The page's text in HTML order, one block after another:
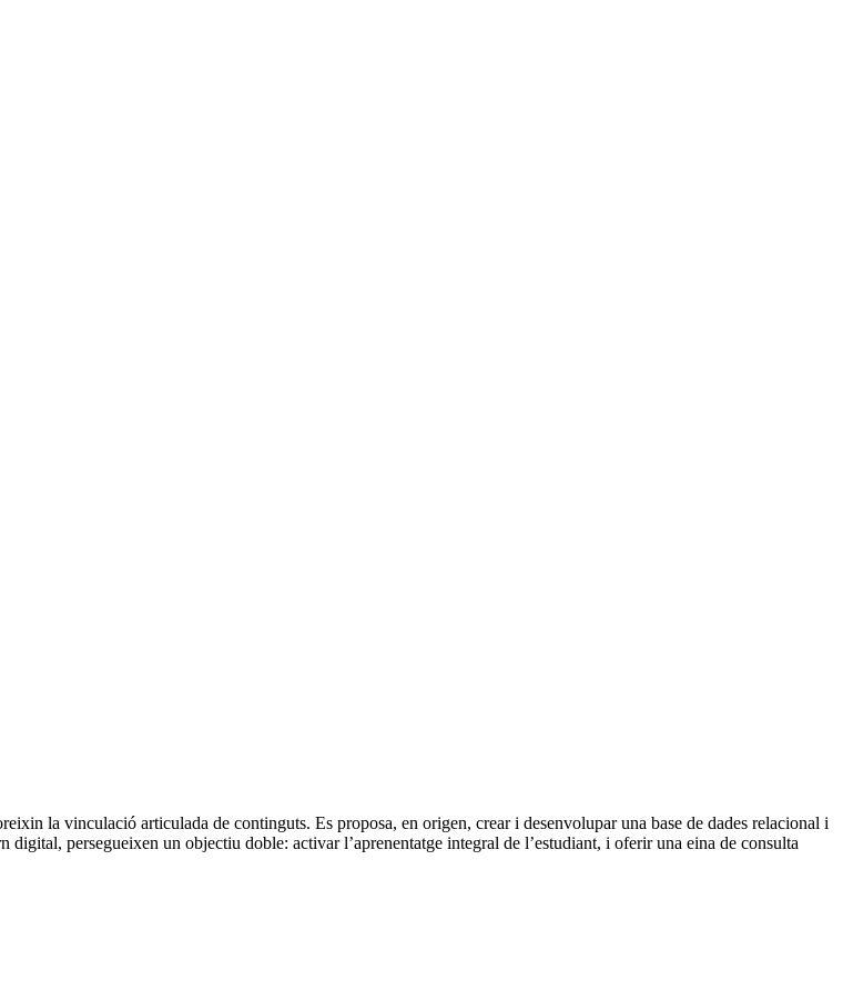
la vinculació articulada de continguts. Es proposa, en origen, crear i desenvolupar una base de dades relacional i
digital, persegueixen un objectiu doble: activar l’aprenentatge integral de l’estudiant, i oferir una eina de consulta